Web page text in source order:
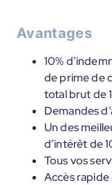
Avantages
10%
de prime de
total brut de
Demandes
Un des
d’intérêt de
Tous vos
Accès